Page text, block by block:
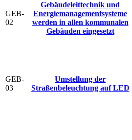
GEB-
02
Gebäudeleittechnik und
Energiemanagementsysteme
werden in allen kommunalen
Gebäuden eingesetzt
GEB-
03
Umstellung der
Straßenbeleuchtung auf LED